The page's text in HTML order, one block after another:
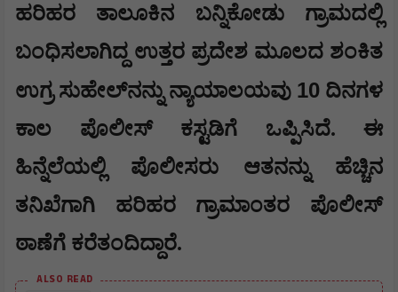
ಹರಿಹರ ತಾಲೂಕಿನ ಬನ್ನಿಕೋಡು ಗ್ರಾಮದಲ್ಲಿ
ಬಂಧಿಸಲಾಗಿದ್ದ ಉತ್ತರ ಪ್ರದೇಶ ಮೂಲದ ಶಂಕಿತ
ಉಗ್ರ ಸುಹೇಲ್‌ನನ್ನು ನ್ಯಾಯಾಲಯವು 10 ದಿನಗಳ
ಕಾಲ ಪೊಲೀಸ್ ಕಸ್ಟಡಿಗೆ ಒಪ್ಪಿಸಿದೆ. ಈ
ಹಿನ್ನೆಲೆಯಲ್ಲಿ ಪೊಲೀಸರು ಆತನನ್ನು ಹೆಚ್ಚಿನ
ತನಿಖೆಗಾಗಿ ಹರಿಹರ ಗ್ರಾಮಾಂತರ ಪೊಲೀಸ್
ಠಾಣೆಗೆ ಕರೆತಂದಿದ್ದಾರೆ.
ALSO READ